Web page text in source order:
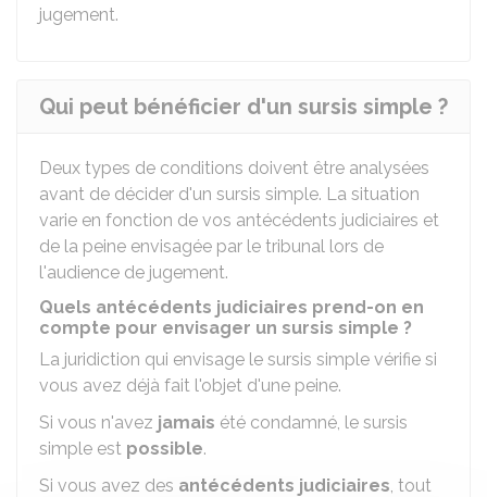
jugement.
Qui peut bénéficier d'un sursis simple ?
Deux types de conditions doivent être analysées
avant de décider d'un sursis simple. La situation
varie en fonction de vos antécédents judiciaires et
de la peine envisagée par le tribunal lors de
l'audience de jugement.
Quels antécédents judiciaires prend-on en
compte pour envisager un sursis simple ?
La juridiction qui envisage le sursis simple vérifie si
vous avez déjà fait l'objet d'une peine.
Si vous n'avez jamais été condamné, le sursis
simple est possible.
Si vous avez des antécédents judiciaires, tout